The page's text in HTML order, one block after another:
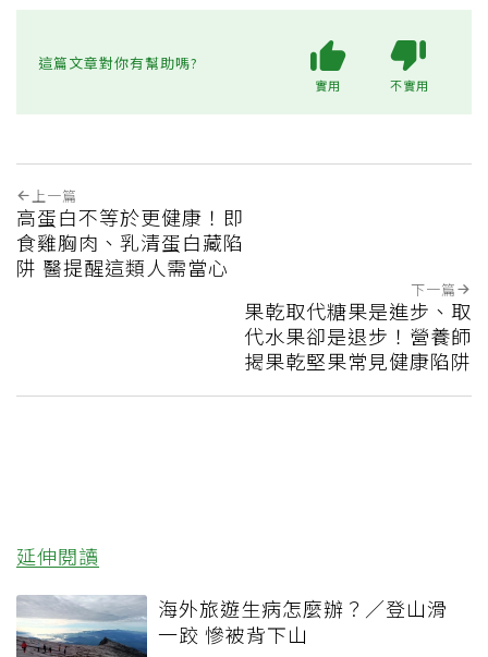
這篇文章對你有幫助嗎?
實用 不實用
上一篇
高蛋白不等於更健康！即
食雞胸肉、乳清蛋白藏陷
阱 醫提醒這類人需當心
下一篇
果乾取代糖果是進步、取
代水果卻是退步！營養師
揭果乾堅果常見健康陷阱
延伸閱讀
海外旅遊生病怎麼辦？／登山滑
一跤 慘被背下山